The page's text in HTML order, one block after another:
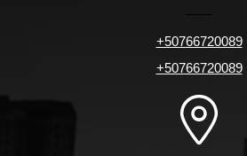
+50766720089
+50766720089